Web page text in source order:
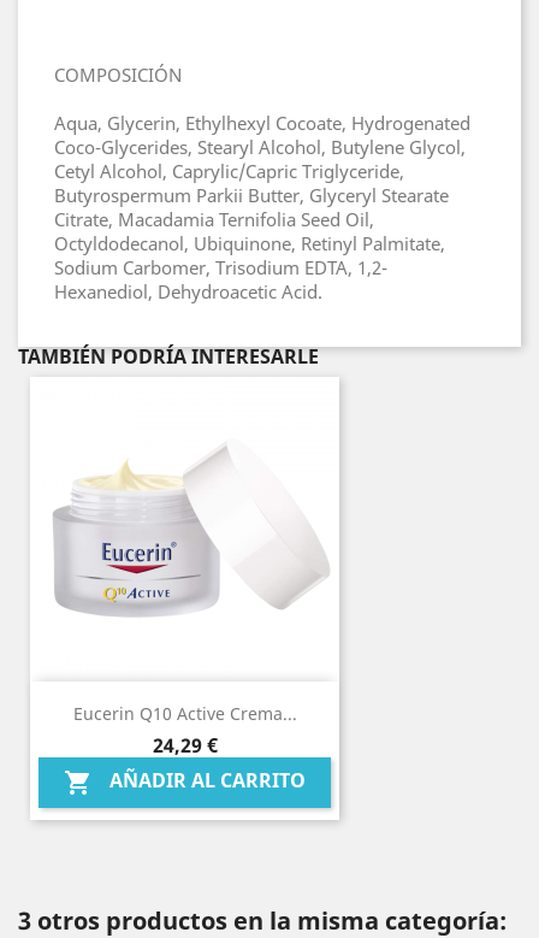
COMPOSICIÓN
Aqua, Glycerin, Ethylhexyl Cocoate, Hydrogenated
Coco-Glycerides, Stearyl Alcohol, Butylene Glycol,
Cetyl Alcohol, Caprylic/Capric Triglyceride,
Butyrospermum Parkii Butter, Glyceryl Stearate
Citrate, Macadamia Ternifolia Seed Oil,
Octyldodecanol, Ubiquinone, Retinyl Palmitate,
Sodium Carbomer, Trisodium EDTA, 1,2-
Hexanediol, Dehydroacetic Acid.
TAMBIÉN PODRÍA INTERESARLE
Eucerin Q10 Active Crema...
Precio
24,29 €
 AÑADIR AL CARRITO
3 otros productos en la misma categoría: